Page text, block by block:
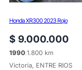
Honda XR300 2023 Rojo
$9.000.000
1990| 1.800 km
Victoria, ENTRE RIOS